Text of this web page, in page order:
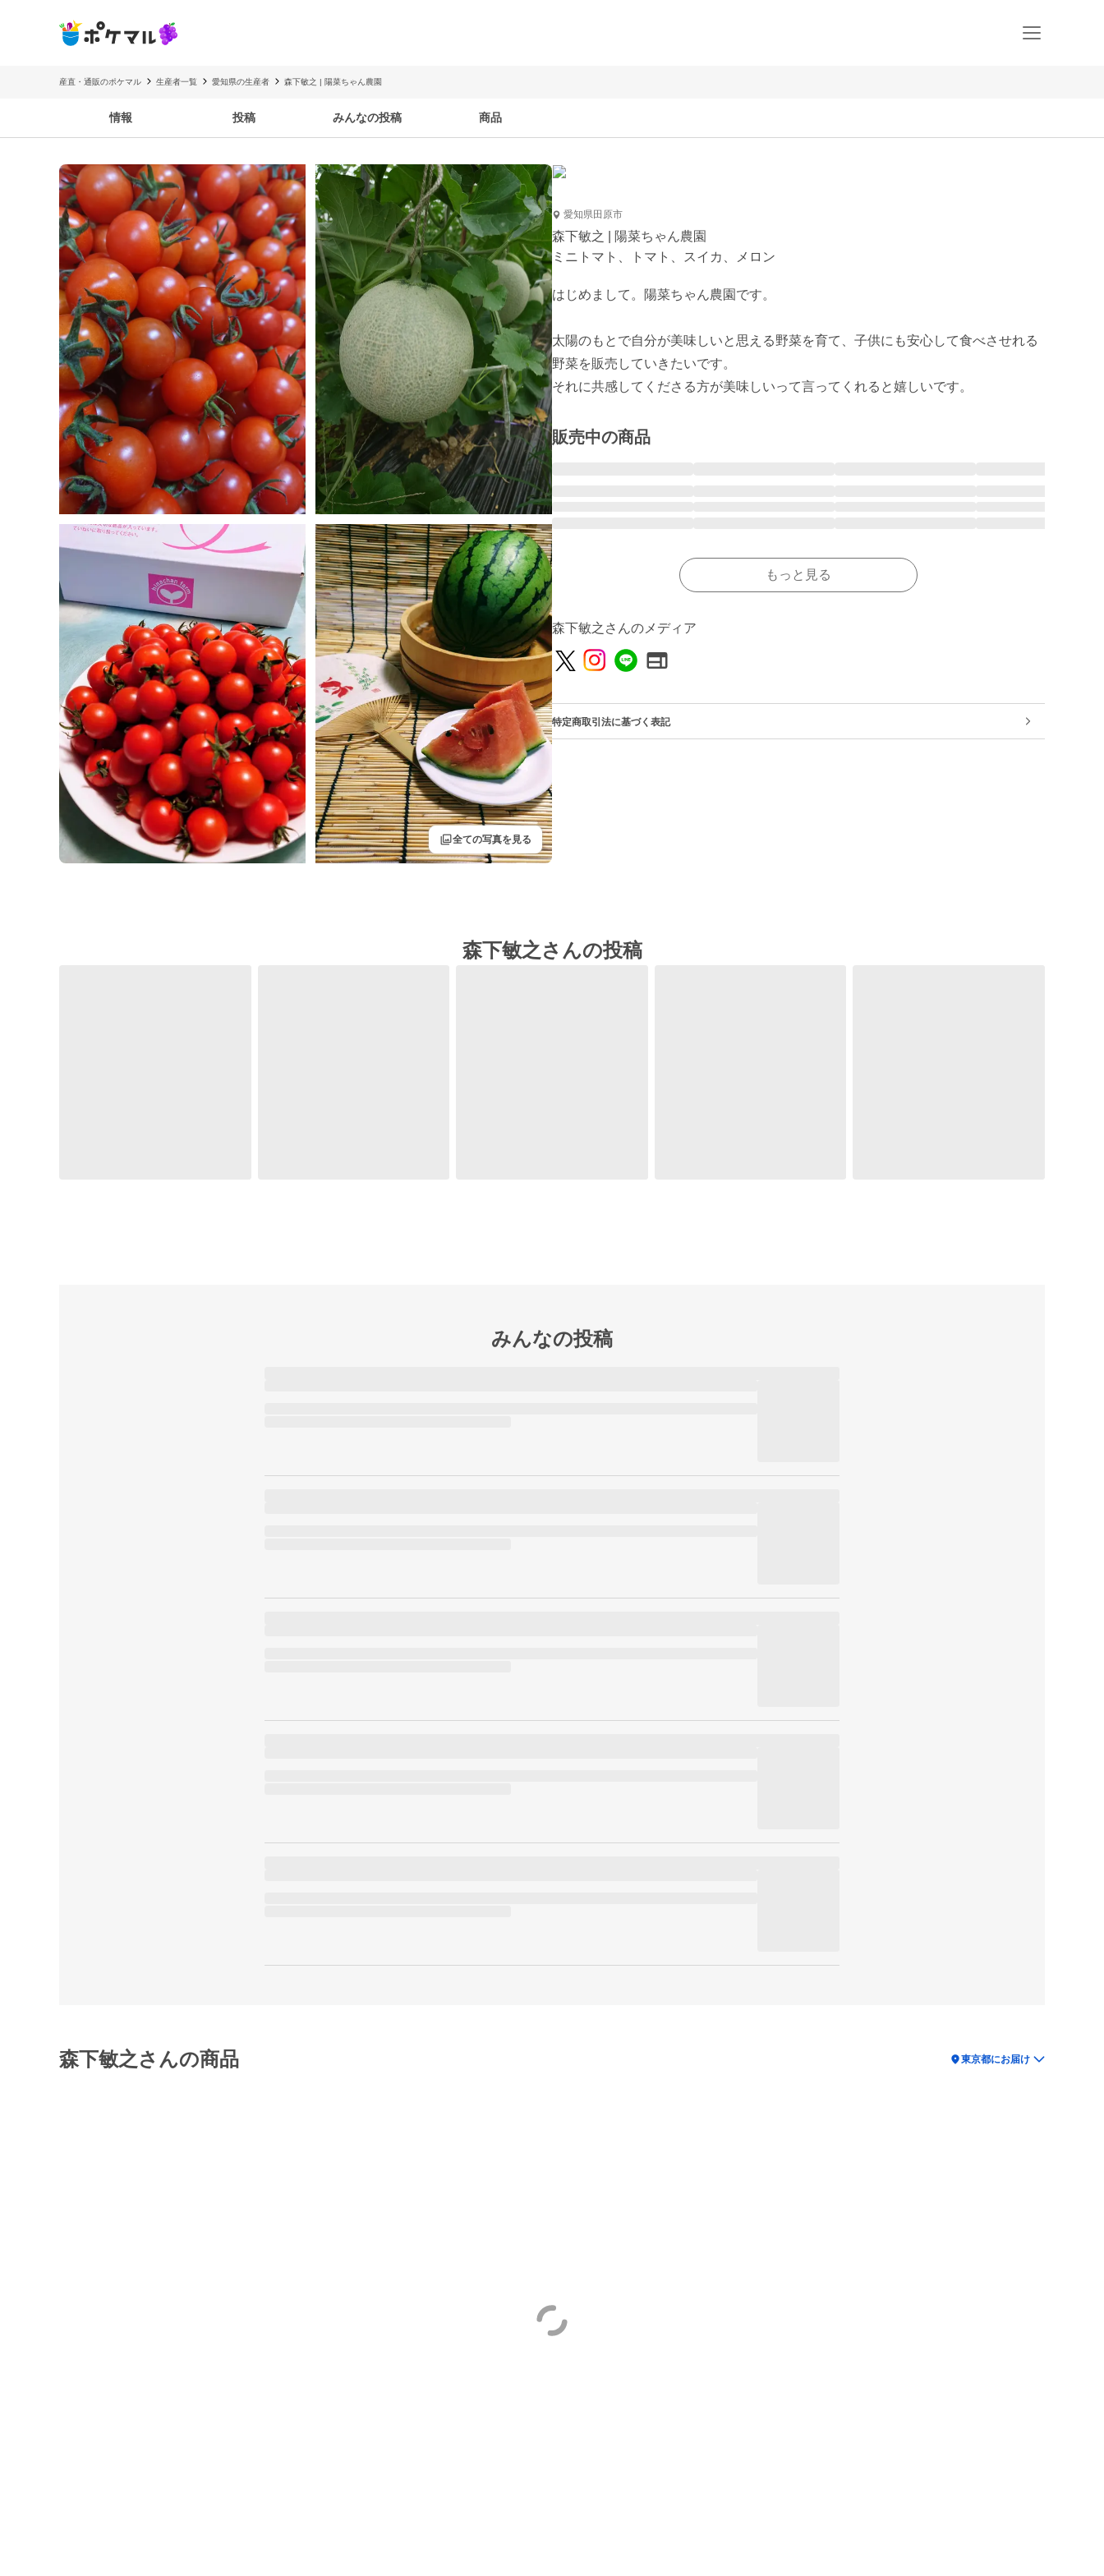
産直・通販のポケマル 生産者一覧 愛知県の生産者 森下敏之 | 陽菜ちゃん農園
情報 投稿 みんなの投稿 商品
filter全ての写真を見る
愛知県田原市
森下敏之 | 陽菜ちゃん農園
ミニトマト、トマト、スイカ、メロン
はじめまして。陽菜ちゃん農園です。
太陽のもとで自分が美味しいと思える野菜を育て、子供にも安心して食べさせれる
野菜を販売していきたいです。
それに共感してくださる方が美味しいって言ってくれると嬉しいです。
販売中の商品
もっと見る
森下敏之さんのメディア
特定商取引法に基づく表記
森下敏之さんの投稿
みんなの投稿
森下敏之さんの商品 location_on東京都にお届け